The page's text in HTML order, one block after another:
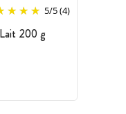
5/5(4)
200 g